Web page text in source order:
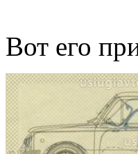
Вот его